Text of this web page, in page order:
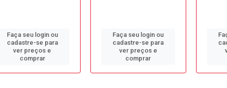
Faça seu login ou
cadastre-se para
ver preços e
comprar
Faça seu login ou
cadastre-se para
ver preços e
comprar